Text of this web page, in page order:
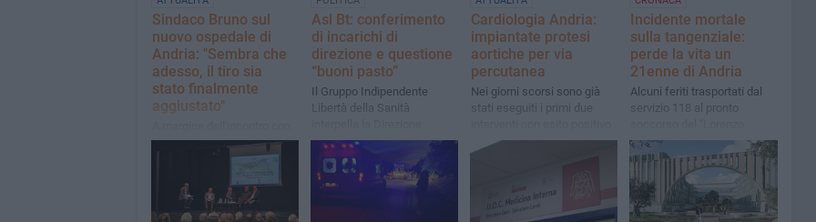
Sindaco Bruno sul
nuovo ospedale di
Andria: "Sembra che
adesso, il tiro sia
stato finalmente
aggiustato"
il Dg della Asl Bt,
Alessandro Di Bello
Asl Bt: conferimento
di incarichi di
direzione e questione
“buoni pasto”
Il Gruppo Indipendente
Libertà della Sanità
strategica dell'Asl Bt
Cardiologia Andria:
impiantate protesi
aortiche per via
percutanea
Nei giorni scorsi sono già
stati eseguiti i primi due
Incidente mortale
sulla tangenziale:
perde la vita un
21enne di Andria
Alcuni feriti trasportati dal
servizio 118 al pronto
Bonomo"